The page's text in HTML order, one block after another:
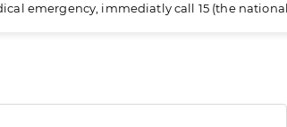
emergency, immediatly call 15 (the